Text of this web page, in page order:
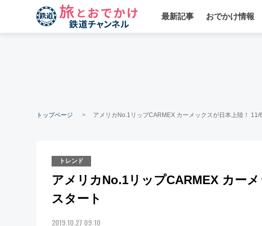
最新記事 おでかけ情報
トップページ アメリカNo.1リップCARMEX カーメックスが日本上陸！ 11/
トレンド
アメリカNo.1リップCARMEX カー
スタート
2019.10.27 09:10